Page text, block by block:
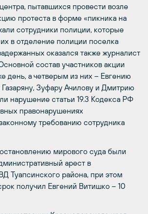
пытавшихся провести возле
протеста в форме «пикника на
сотрудники полиции, которые
в отделение полиции поселка
оказался также журналист
состав участников акции
день, а четверым из них – Евгению
Зуфару Ачилову и Дмитрию
нарушение статьи 19.3 Кодекса РФ
правонарушениях
требованию сотрудника
мирового суда были
арест в
Туапсинского района, при этом
получил Евгений Витишко – 10